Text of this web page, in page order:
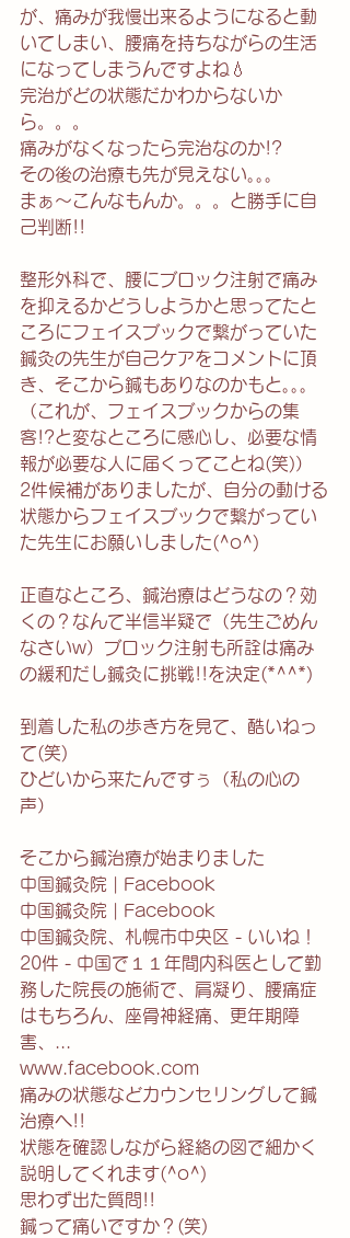
が、痛みが我慢出来るようになると動
いてしまい、腰痛を持ちながらの生活
になってしまうんですよね💧
完治がどの状態だかわからないか
ら。。。
痛みがなくなったら完治なのか!?
その後の治療も先が見えない｡｡｡
まぁ～こんなもんか。。。と勝手に自
己判断!!
整形外科で、腰にブロック注射で痛み
を抑えるかどうしようかと思ってたと
ころにフェイスブックで繋がっていた
鍼灸の先生が自己ケアをコメントに頂
き、そこから鍼もありなのかもと｡｡｡
（これが、フェイスブックからの集
客!?と変なところに感心し、必要な情
報が必要な人に届くってことね(笑)）
2件候補がありましたが、自分の動ける
状態からフェイスブックで繋がってい
た先生にお願いしました(^o^)
正直なところ、鍼治療はどうなの？効
くの？なんて半信半疑で（先生ごめん
なさいw）ブロック注射も所詮は痛み
の緩和だし鍼灸に挑戦!!を決定(*^^*)
到着した私の歩き方を見て、酷いねっ
て(笑)
ひどいから来たんですぅ（私の心の
声）
そこから鍼治療が始まりました
中国鍼灸院 | Facebook
中国鍼灸院 | Facebook
中国鍼灸院、札幌市中央区 - いいね！
20件 - 中国で１１年間内科医として勤
務した院長の施術で、肩凝り、腰痛症
はもちろん、座骨神経痛、更年期障
害、...
www.facebook.com
痛みの状態などカウンセリングして鍼
治療へ!!
状態を確認しながら経絡の図で細かく
説明してくれます(^o^)
思わず出た質問!!
鍼って痛いですか？(笑)